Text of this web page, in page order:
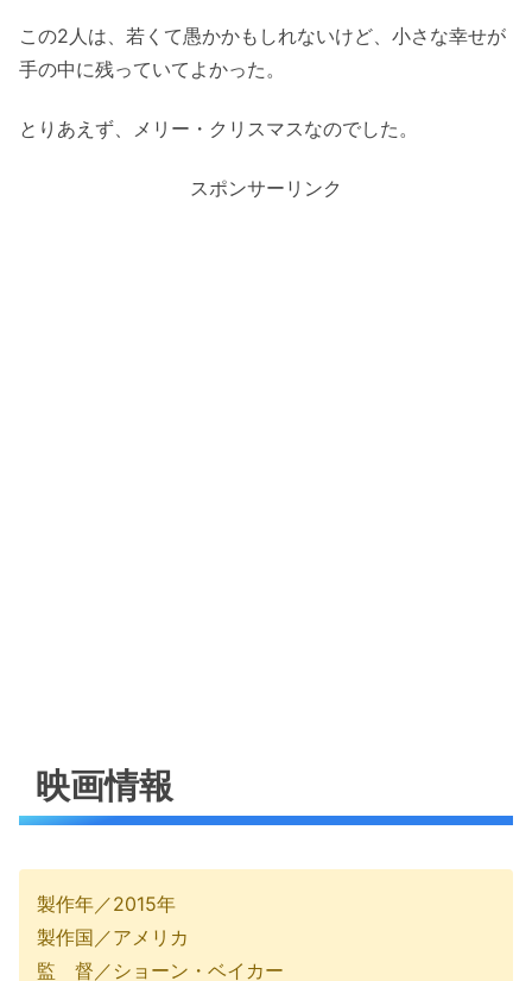
この2人は、若くて愚かかもしれないけど、小さな幸せが
手の中に残っていてよかった。
とりあえず、メリー・クリスマスなのでした。
スポンサーリンク
映画情報
製作年／2015年
製作国／アメリカ
監 督／ショーン・ベイカー